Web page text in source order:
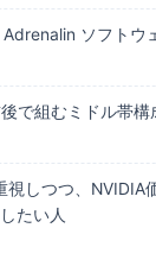
ソフトウ
で組むミドル帯構
視しつつ、NVIDIA
たい人